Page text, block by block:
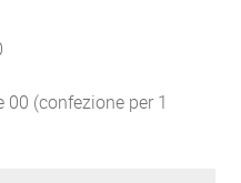
(confezione per 1